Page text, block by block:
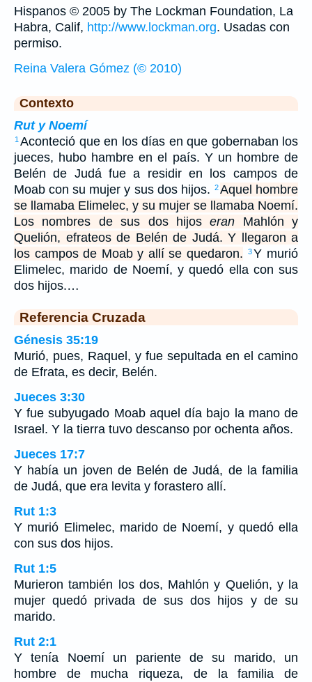
Hispanos © 2005 by The Lockman Foundation, La
Habra, Calif, http://www.lockman.org. Usadas con
permiso.
Reina Valera Gómez (© 2010)
Contexto
Rut y Noemí
1 Aconteció que en los días en que gobernaban los
jueces, hubo hambre en el país. Y un hombre de
Belén de Judá fue a residir en los campos de
Moab con su mujer y sus dos hijos. 2Aquel hombre
se llamaba Elimelec, y su mujer se llamaba Noemí.
Los nombres de sus dos hijoseran Mahlón y
Quelión, efrateos de Belén de Judá. Y llegaron a
los campos de Moab y allí se quedaron.
3 Y murió
Elimelec, marido de Noemí, y quedó ella con sus
dos hijos.…
Referencia Cruzada
Génesis 35:19
Murió, pues, Raquel, y fue sepultada en el camino
de Efrata, es decir, Belén.
Jueces 3:30
Y fue subyugado Moab aquel día bajo la mano de
Israel. Y la tierra tuvo descanso por ochenta años.
Jueces 17:7
Y había un joven de Belén de Judá, de la familia
de Judá, que era levita y forastero allí.
Rut 1:3
Y murió Elimelec, marido de Noemí, y quedó ella
con sus dos hijos.
Rut 1:5
Murieron también los dos, Mahlón y Quelión, y la
mujer quedó privada de sus dos hijos y de su
marido.
Rut 2:1
Y tenía Noemí un pariente de su marido, un
hombre de mucha riqueza, de la familia de